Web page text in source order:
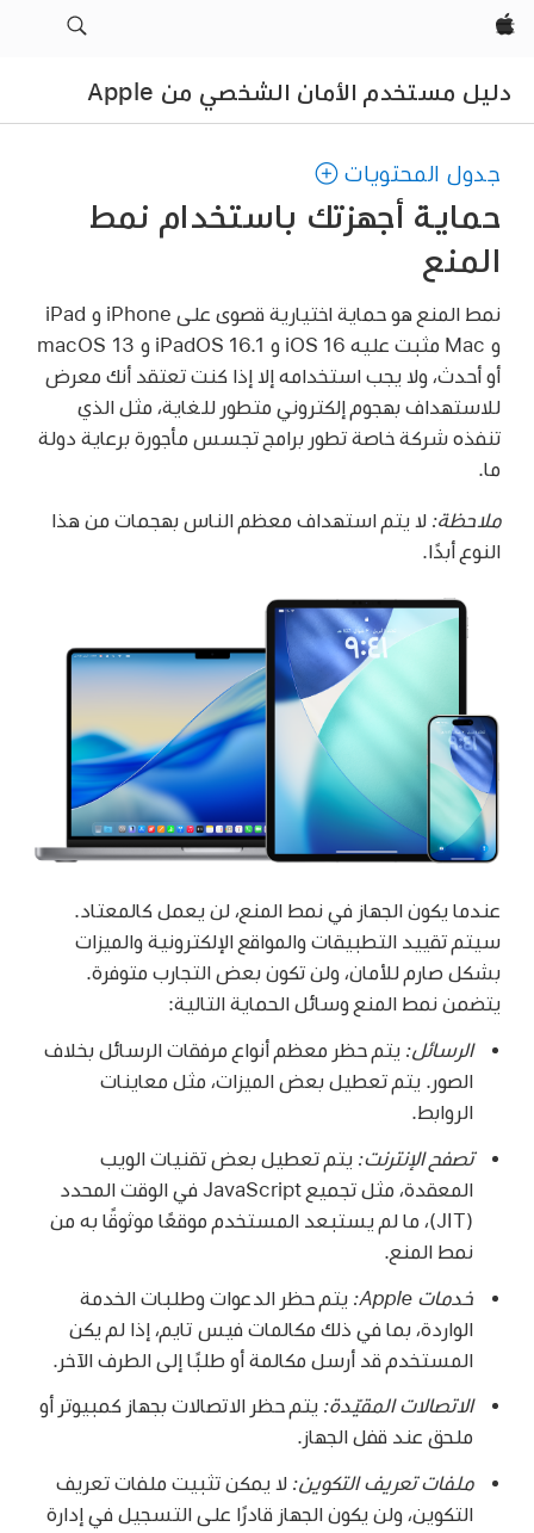
Apple‏
دليل مستخدم الأمان الشخصي من Apple
جدول المحتويات
حماية أجهزتك باستخدام نمط
المنع
نمط المنع هو حماية اختيارية قصوى على iPhone و iPad
و Mac مثبت عليه
iOS 16 و iPadOS 16.1 و macOS 13
أو أحدث، ولا يجب استخدامه إلا إذا كنت تعتقد أنك معرض
للاستهداف بهجوم إلكتروني متطور للغاية، مثل الذي
تنفذه شركة خاصة تطور برامج تجسس مأجورة برعاية دولة
ما.
ملاحظة: لا يتم استهداف معظم الناس بهجمات من هذا
النوع أبدًا.
عندما يكون الجهاز في نمط المنع، لن يعمل كالمعتاد.
سيتم تقييد التطبيقات والمواقع الإلكترونية والميزات
بشكل صارم للأمان، ولن تكون بعض التجارب متوفرة.
يتضمن نمط المنع وسائل الحماية التالية:
الرسائل: يتم حظر معظم أنواع مرفقات الرسائل بخلاف
الصور. يتم تعطيل بعض الميزات، مثل معاينات
الروابط.
تصفح الإنترنت: يتم تعطيل بعض تقنيات الويب
المعقدة، مثل تجميع JavaScript في الوقت المحدد
(JIT)، ما لم يستبعد المستخدم موقعًا موثوقًا به من
نمط المنع.
خدمات Apple:
يتم حظر الدعوات وطلبات الخدمة
الواردة، بما في ذلك مكالمات فيس تايم، إذا لم يكن
المستخدم قد أرسل مكالمة أو طلبًا إلى الطرف الآخر.
الاتصالات المقيّدة: يتم حظر الاتصالات بجهاز كمبيوتر أو
ملحق عند قفل الجهاز.
ملفات تعريف التكوين: لا يمكن تثبيت ملفات تعريف
التكوين، ولن يكون الجهاز قادرًا على التسجيل في إدارة